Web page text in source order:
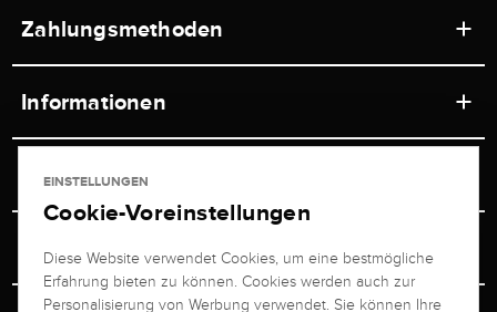
Zahlungsmethoden
Informationen
Ladengeschäft
Versand & Zahlung
Ratgeber
Service
Newsletterabmeldung
Juwelier Brogle
Über uns
EINSTELLUNGEN
Cookie-Voreinstellungen
Diese Website verwendet Cookies, um eine bestmögliche
Erfahrung bieten zu können. Cookies werden auch zur
Personalisierung von Werbung verwendet. Sie können Ihre